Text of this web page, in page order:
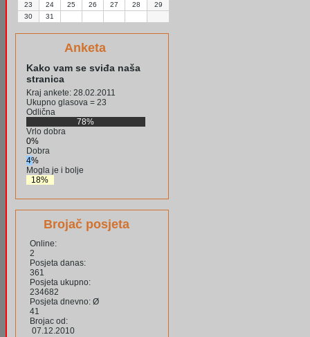
23
24 25 26 27 28
29
30
31
Anketa
Kako vam se sviđa naša
stranica
Kraj ankete: 28.02.2011
Ukupno glasova = 23
Odlična
78%
Vrlo dobra
0%
Dobra
4%
Mogla je i bolje
18%
Brojač posjeta
Online:
2
Posjeta danas:
361
Posjeta ukupno:
234682
Posjeta dnevno: Ø
41
Brojac od:
07.12.2010